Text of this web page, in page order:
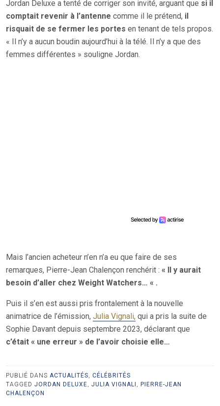
Jordan Deluxe a tenté de corriger son invité, arguant que si il
comptait revenir à l’antenne comme il le prétend, il
risquait de se fermer les portes en tenant de tels propos.
« Il n’y a aucun boudin aujourd’hui à la télé. Il n’y a que des
femmes différentes » souligne Jordan.
Mais l’ancien acheteur n’en n’a eu que faire de ses
remarques, Pierre-Jean Chalençon renchérit : « Il y aurait
besoin d’aller chez Weight Watchers… « .
Puis il s’en est aussi pris frontalement à la nouvelle
animatrice de l’émission, Julia Vignali, qui a pris la suite de
Sophie Davant depuis septembre 2023, déclarant que
c’était « une erreur » de l’avoir choisie elle…
PUBLIÉ DANS ACTUALITÉS
CÉLÉBRITÉS
TAGGED JORDAN DELUXE JULIA VIGNALI
PIERRE-JEAN
CHALENÇON